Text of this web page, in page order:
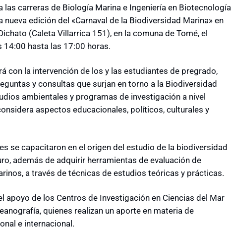
las carreras de Biología Marina e Ingeniería en Biotecnología
nueva edición del «Carnaval de la Biodiversidad Marina» en
(Caleta Villarrica 151), en la comuna de Tomé, el
14:00 hasta las 17:00 horas.
con la intervención de los y las estudiantes de pregrado,
y consultas que surjan en torno a la Biodiversidad
ambientales y programas de investigación a nivel
aspectos educacionales, políticos, culturales y
se capacitaron en el origen del estudio de la biodiversidad
además de adquirir herramientas de evaluación de
a través de técnicas de estudios teóricas y prácticas.
apoyo de los Centros de Investigación en Ciencias del Mar
quienes realizan un aporte en materia de
e internacional.